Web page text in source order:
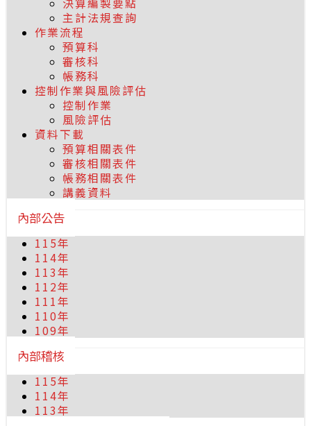
主計法規查詢
作業流程
預算科
審核科
帳務科
控制作業與風險評估
控制作業
風險評估
資料下載
預算相關表件
審核相關表件
帳務相關表件
講義資料
內部公告
115年
114年
113年
112年
111年
110年
109年
內部稽核
115年
114年
113年